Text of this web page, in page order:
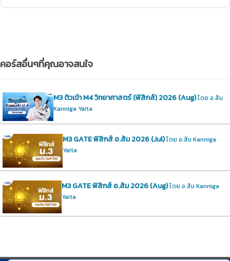
คอร์สอื่นๆที่คุณอาจสนใจ
M3 ติวเข้า M4 วิทยาศาสตร์ (ฟิสิกส์) 2026 (Aug)โดย อ.ส้ม
Kanniga Yaita
M3 GATE ฟิสิกส์ อ.ส้ม 2026 (Jul)โดย อ.ส้ม Kanniga
Yaita
M3 GATE ฟิสิกส์ อ.ส้ม 2026 (Aug)โดย อ.ส้ม Kanniga
Yaita